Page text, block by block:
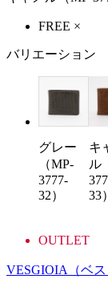
FREE ×
バリエーション
グレー
（MP-
3777-
32）
キ
ル
33）
OUTLET
VESGIOIA
（ベ